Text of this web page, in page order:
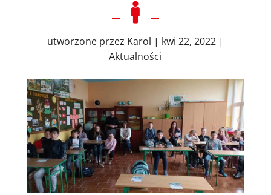

utworzone przez Karol | kwi 22, 2022|
Aktualności